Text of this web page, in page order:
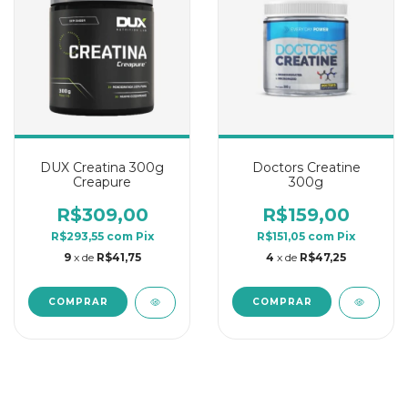
DUX Creatina 300g
Creapure
R$309,00
R$293,55 com Pix
9 x de R$41,75
Doctors Creatine
300g
R$159,00
R$151,05 com Pix
4 x de R$47,25